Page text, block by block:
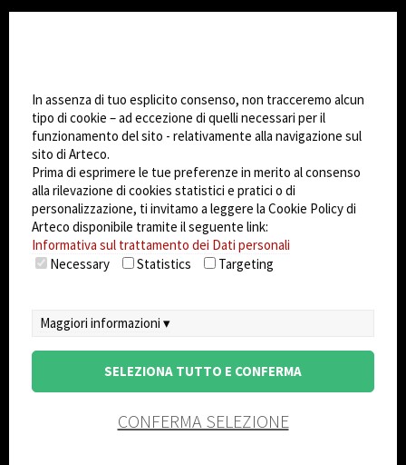
Dark Mode
© 2026Arteco srl - Società soggetta a direzione
e coordinamento di KRENOVA SRL (Società a
socio unico)
Partita IVA: 02814270399 - Sede Legale: Via Pana
180, 48018 Faenza (RA) Italy - REA: RA - 261533 -
Capitale sociale sottoscritto: €100.000,00
privacy-cookie policy- EULA/DPA
In assenza di tuo esplicito consenso, non tracceremo alcun
tipo di cookie – ad eccezione di quelli necessari per il
funzionamento del sito - relativamente alla navigazione sul
sito di Arteco.
Prima di esprimere le tue preferenze in merito al consenso
alla rilevazione di cookies statistici e pratici o di
personalizzazione, ti invitamo a leggere la Cookie Policy di
Arteco disponibile tramite il seguente link:
Informativa sul trattamento dei Dati personali
Necessary
Statistics Targeting
Maggiori informazioni ▾
SELEZIONA TUTTO E CONFERMA
CONFERMA SELEZIONE